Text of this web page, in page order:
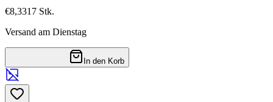
€8,3317 Stk.
Versand am Dienstag
In den Korb